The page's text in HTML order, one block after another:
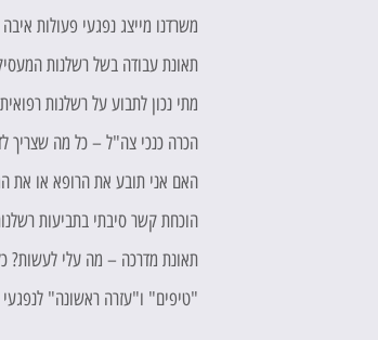
משרדנו מייצג נפגעי פעולות
תאונת עבודה בשל רשלנות
מתי נכון לתבוע על רשלנות
הכרה כנכי צה"ל – כל מה שצריך
האם אני תובע את הרופא או את
הוכחת קשר סיבתי בתביעות
תאונת מדרכה – מה עלי לעשות?
"טיפים" ו"עזרה ראשונה" לנפגעי